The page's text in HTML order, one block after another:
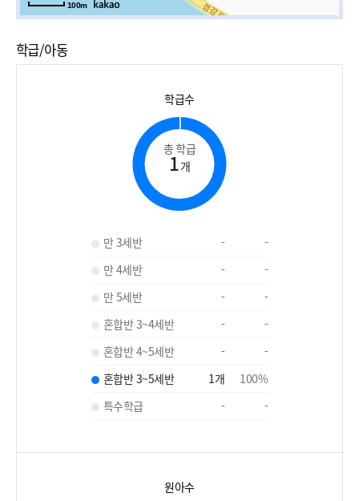
100m
학급/아동
학급수
총 학급
1개
만 3세반 -
-
만 4세반
-
-
만 5세반
-
-
혼합반 3~4세반
-
-
혼합반 4~5세반
-
-
혼합반 3~5세반
1개 100%
특수학급
- -
원아수